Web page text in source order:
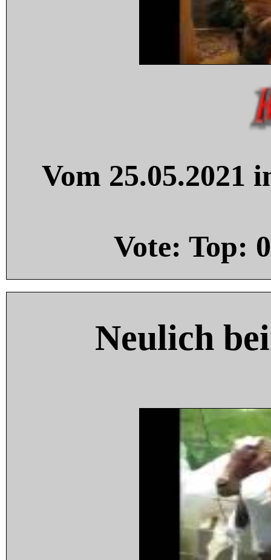
Vom 25.05.2021
Vote: Top: 0
Neulich